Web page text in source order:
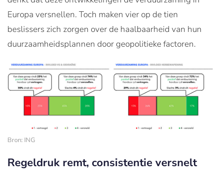
Europa versnellen. Toch maken vier op de tien
beslissers zich zorgen over de haalbaarheid van hun
duurzaamheidsplannen door geopolitieke factoren.
Bron: ING
Regeldruk remt, consistentie versnelt